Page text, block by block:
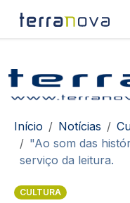
Passar para o
Navegação
Início Notícias
"Ao som das
serviço da leitura.
CULTURA